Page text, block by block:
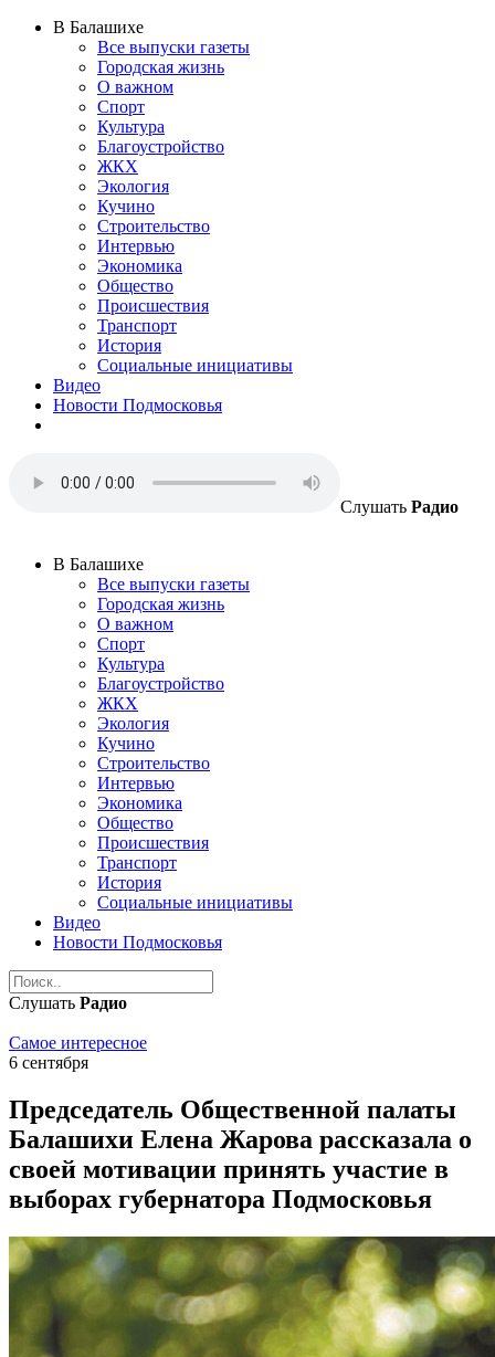
В Балашихе
Все выпуски газеты
Городская жизнь
О важном
Спорт
Культура
Благоустройство
ЖКХ
Экология
Кучино
Строительство
Интервью
Экономика
Общество
Происшествия
Транспорт
История
Социальные инициативы
Видео
Новости Подмосковья
Слушать Радио
В Балашихе
Все выпуски газеты
Городская жизнь
О важном
Спорт
Культура
Благоустройство
ЖКХ
Экология
Кучино
Строительство
Интервью
Экономика
Общество
Происшествия
Транспорт
История
Социальные инициативы
Видео
Новости Подмосковья
Слушать Радио
Самое интересное
6 сентября
Председатель Общественной палаты
Балашихи Елена Жарова рассказала о
своей мотивации принять участие в
выборах губернатора Подмосковья